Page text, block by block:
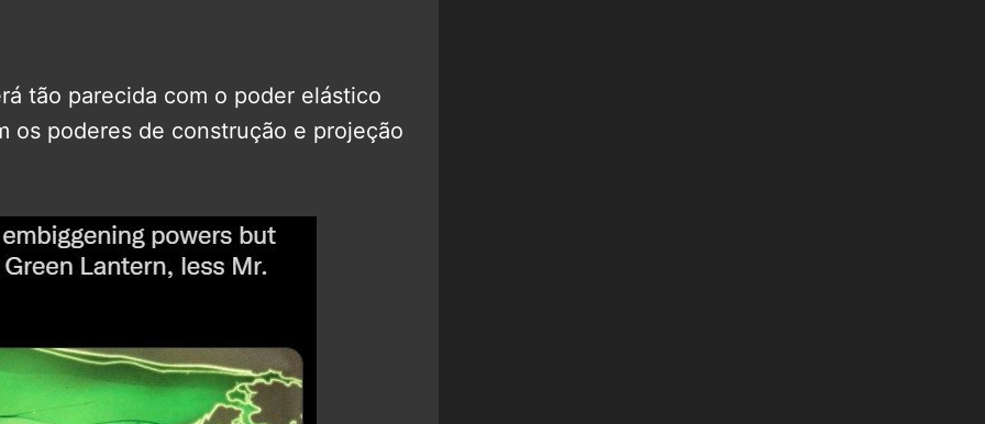
tão parecida com o poder elástico
os poderes de construção e projeção